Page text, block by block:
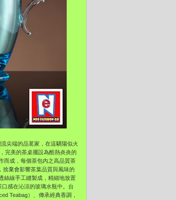
尖端的品茗家，在這驕陽似火
完美的茶桌擺設為酷熱炎炎的
而成，每個茶包內之高品質茶
捨棄會影響茶葉品質與風味的
絲線手工縫製成，精細地放置
感在沁涼的玻璃水瓶中。台
Teabag）、傳承經典香調，